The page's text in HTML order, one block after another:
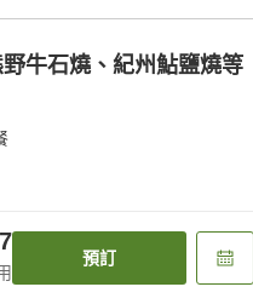
牛石燒、紀州鮎鹽燒等
預訂